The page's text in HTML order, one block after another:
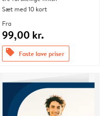
Sæt med 10 kort
Fra
99,00 kr.
offers Faste lave priser